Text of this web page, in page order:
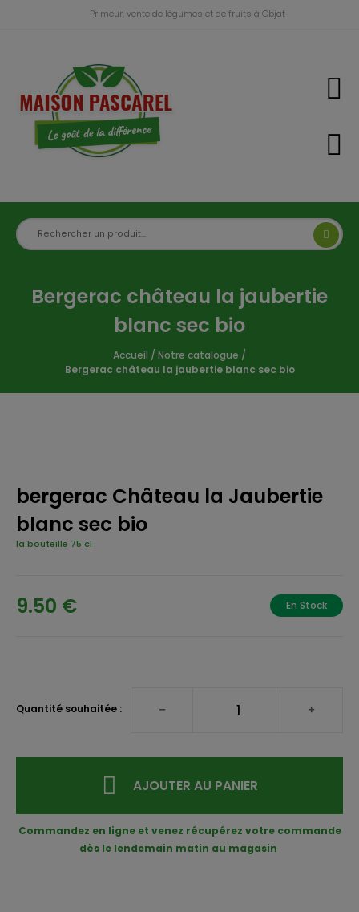
Primeur, vente de légumes et de fruits à Objat
Bergerac château la jaubertie
blanc sec bio
Accueil / Notre catalogue /
Bergerac château la jaubertie blanc sec bio
bergerac Château la Jaubertie
blanc sec bio
la bouteille 75 cl
9.50 € En Stock
Quantité souhaitée :
AJOUTER AU PANIER
Commandez en ligne et venez récupérez votre commande
dès le lendemain matin au magasin